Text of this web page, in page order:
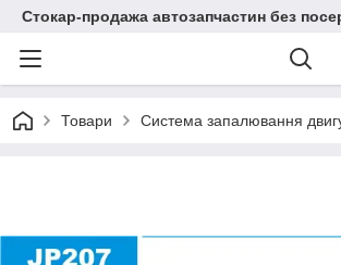
Стокар-продажа автозапчастин без
Товари Система запалювання